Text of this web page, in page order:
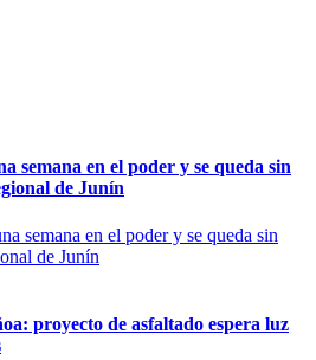
semana en el poder y se queda sin
de Junín
proyecto de asfaltado espera luz